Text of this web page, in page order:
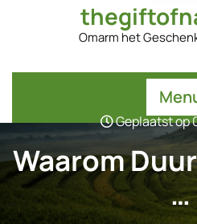
Omarm het
Geplaatst op
Waarom
…